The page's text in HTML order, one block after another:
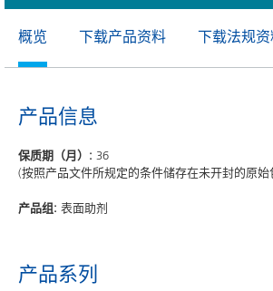
概览 下载产品资料 下载法规资
产品信息
保质期（月）: 36
(按照产品文件所规定的条件储存在未开封的原始
产品组: 表面助剂
产品系列